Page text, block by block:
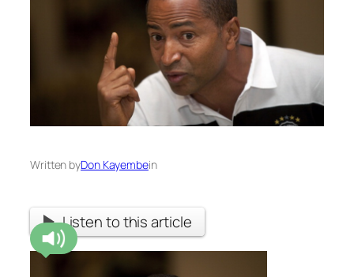
Written byDon Kayembein
Listen to this article